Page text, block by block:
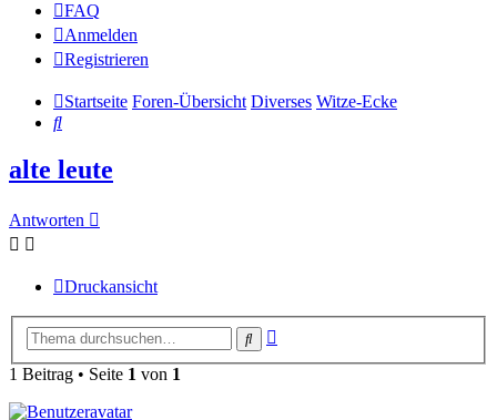
FAQ
Anmelden
Registrieren
Startseite Foren-Übersicht Diverses Witze-Ecke
Suche
alte leute
Antworten
Druckansicht
Suche
1 Beitrag • Seite 1 von 1